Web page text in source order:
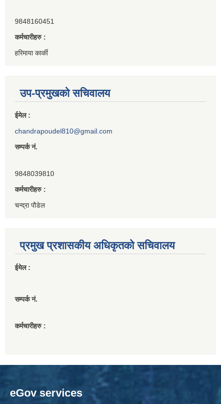
9848160451
कर्मचारीहरु :
हरिमाया कार्की
उप-प्रमुखको सचिवालय
ईमेल :
chandrapoudel810@gmail.com
सम्पर्क नं.
9848039810
कर्मचारीहरु :
चन्द्रा पौडेल
प्रमुख प्रशासकीय अधिकृतको सचिवालय
ईमेल :
सम्पर्क नं.
कर्मचारीहरु :
eGov services